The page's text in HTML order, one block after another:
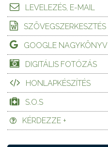
LEVELEZÉS, E-MAIL
SZÖVEGSZERKESZTÉS
GOOGLE NAGYKÖNYV
DIGITÁLIS FOTÓZÁS
HONLAPKÉSZÍTÉS
S.O.S
KÉRDEZZE +